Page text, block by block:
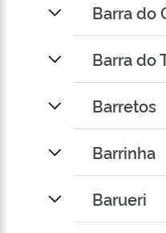
Barra do
Barra do
Barretos
Barrinha
Barueri